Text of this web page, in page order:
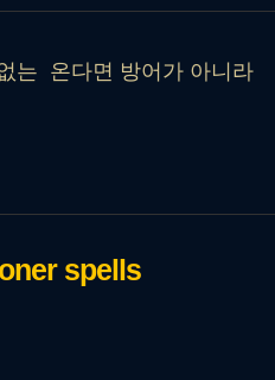
는 온다면 방어가 아니라
spells